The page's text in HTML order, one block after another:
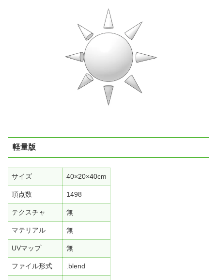
軽量版
サイズ 40×20×40cm
頂点数 1498
テクスチャ 無
マテリアル 無
UVマップ 無
ファイル形式 .blend